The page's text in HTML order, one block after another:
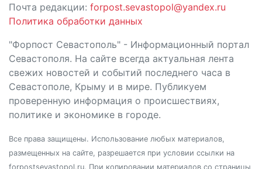
Почта редакции: forpost.sevastopol@yandex.ru
Политика обработки данных
"Форпост Севастополь" - Информационный портал
Севастополя. На сайте всегда актуальная лента
свежих новостей и событий последнего часа в
Севастополе, Крыму и в мире. Публикуем
проверенную информация о происшествиях,
политике и экономике в городе.
Все права защищены. Использование любых материалов,
размещенных на сайте, разрешается при условии ссылки на
forpostsevastopol.ru. При копировании материалов со страницы